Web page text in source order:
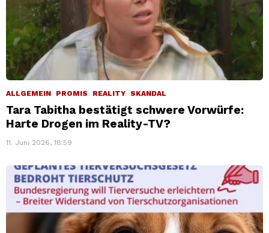
ALLGEMEIN PROMIS REALITY SKANDAL
Tara Tabitha bestätigt schwere Vorwürfe:
Harte Drogen im Reality-TV?
11. Juni 2026, 18:59